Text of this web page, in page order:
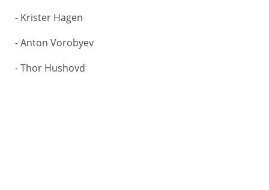
- Krister Hagen
- Anton Vorobyev
- Thor Hushovd